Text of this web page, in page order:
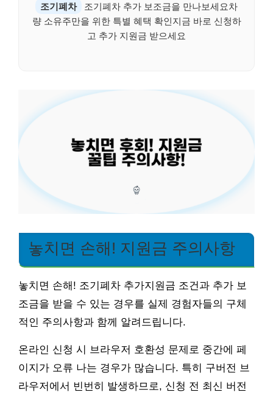
조기폐차
조기폐차 추가 보조금을 만나보세요차
량 소유주만을 위한 특별 혜택 확인지금 바로 신청하
고 추가 지원금 받으세요
놓치면 손해! 지원금 주의사항
놓치면 손해! 조기폐차 추가지원금 조건과 추가 보
조금을 받을 수 있는 경우를 실제 경험자들의 구체
적인 주의사항과 함께 알려드립니다.
온라인 신청 시 브라우저 호환성 문제로 중간에 페
이지가 오류 나는 경우가 많습니다. 특히 구버전 브
라우저에서 빈번히 발생하므로, 신청 전 최신 버전